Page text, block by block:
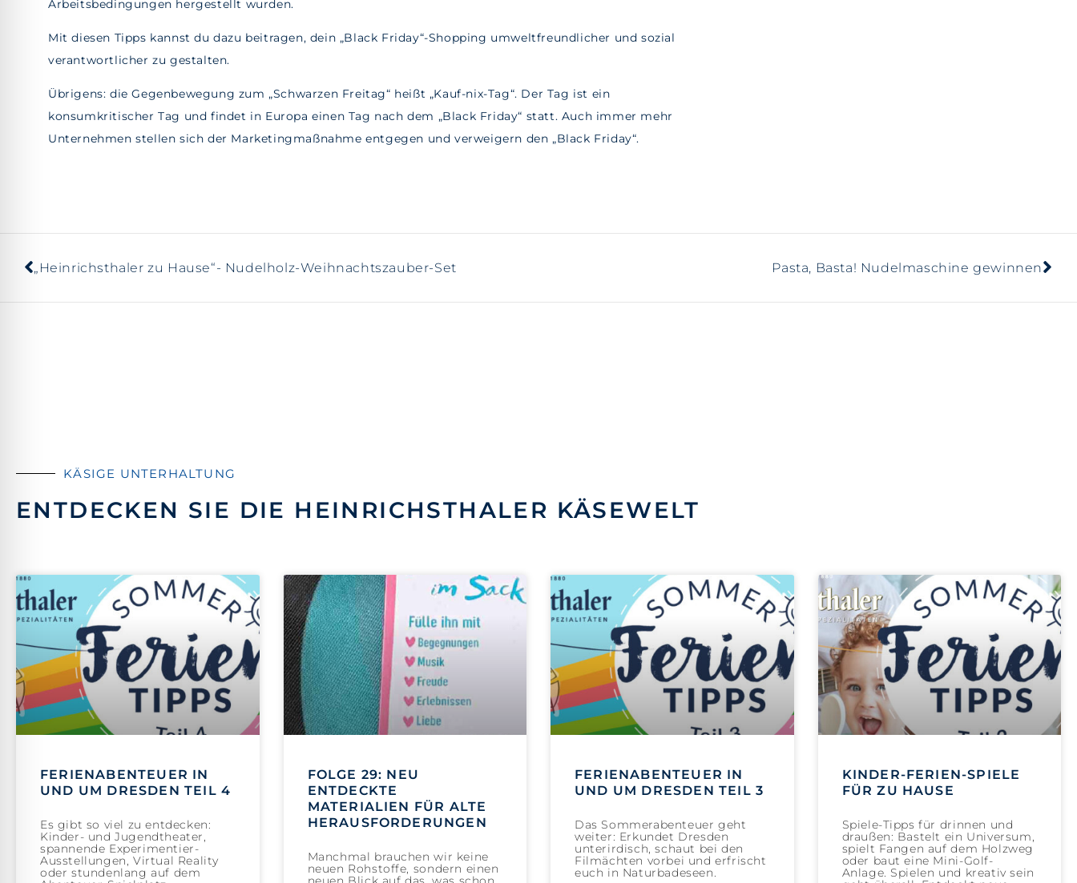
Arbeitsbedingungen hergestellt wurden.
Mit diesen Tipps kannst du dazu beitragen, dein „Black Friday“-Shopping umweltfreundlicher und sozial
verantwortlicher zu gestalten.
Übrigens: die Gegenbewegung zum „Schwarzen Freitag“ heißt „Kauf-nix-Tag“. Der Tag ist ein
konsumkritischer Tag und findet in Europa einen Tag nach dem „Black Friday“ statt. Auch immer mehr
Unternehmen stellen sich der Marketingmaßnahme entgegen und verweigern den „Black Friday“.
„Heinrichsthaler zu Hause“- Nudelholz-Weihnachtszauber-Set Pasta, Basta! Nudelmaschine gewinnen
KÄSIGE UNTERHALTUNG
ENTDECKEN SIE DIE HEINRICHSTHALER KÄSEWELT
FERIENABENTEUER IN
UND UM DRESDEN TEIL 4
Es gibt so viel zu entdecken:
Kinder- und Jugendtheater,
spannende Experimentier-
Ausstellungen, Virtual Reality
oder stundenlang auf dem
FOLGE 29: NEU
ENTDECKTE
MATERIALIEN FÜR ALTE
HERAUSFORDERUNGEN
Manchmal brauchen wir keine
neuen Rohstoffe, sondern einen
FERIENABENTEUER IN
UND UM DRESDEN TEIL 3
Das Sommerabenteuer geht
weiter: Erkundet Dresden
unterirdisch, schaut bei den
Filmächten vorbei und erfrischt
euch in Naturbadeseen.
KINDER-FERIEN-SPIELE
FÜR ZU HAUSE
Spiele-Tipps für drinnen und
draußen: Bastelt ein Universum,
spielt Fangen auf dem Holzweg
oder baut eine Mini-Golf-
Anlage. Spielen und kreativ sein